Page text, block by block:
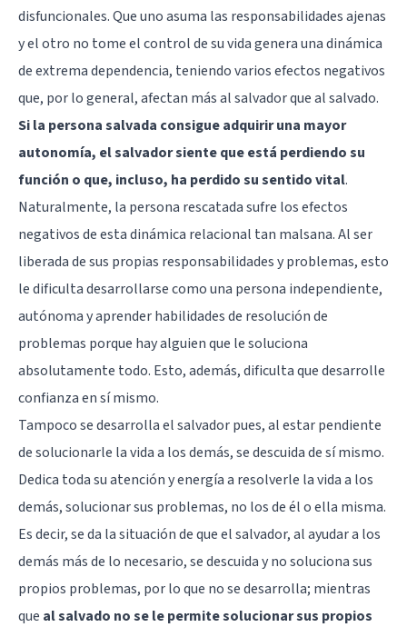
disfuncionales. Que uno asuma las responsabilidades ajenas
y el otro no tome el control de su vida genera una dinámica
de extrema dependencia, teniendo varios efectos negativos
que, por lo general, afectan más al salvador que al salvado.
Si la persona salvada consigue adquirir una mayor
autonomía, el salvador siente que está perdiendo su
función o que, incluso, ha perdido su sentido vital.
Naturalmente, la persona rescatada sufre los efectos
negativos de esta dinámica relacional tan malsana. Al ser
liberada de sus propias responsabilidades y problemas, esto
le dificulta desarrollarse como una persona independiente,
autónoma y aprender habilidades de resolución de
problemas porque hay alguien que le soluciona
absolutamente todo. Esto, además, dificulta que desarrolle
confianza en sí mismo.
Tampoco se desarrolla el salvador pues, al estar pendiente
de solucionarle la vida a los demás, se descuida de sí mismo.
Dedica toda su atención y energía a resolverle la vida a los
demás, solucionar sus problemas, no los de él o ella misma.
Es decir, se da la situación de que el salvador, al ayudar a los
demás más de lo necesario, se descuida y no soluciona sus
propios problemas, por lo que no se desarrolla; mientras
que al salvado no se le permite solucionar sus propios